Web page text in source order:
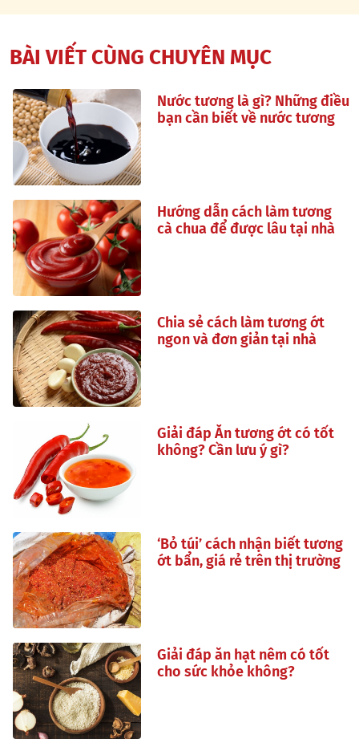
BÀI VIẾT CÙNG CHUYÊN MỤC
Nước tương là gì? Những điều
bạn cần biết về nước tương
Hướng dẫn cách làm tương
cà chua để được lâu tại nhà
Chia sẻ cách làm tương ớt
ngon và đơn giản tại nhà
Giải đáp Ăn tương ớt có tốt
không? Cần lưu ý gì?
‘Bỏ túi’ cách nhận biết tương
ớt bẩn, giá rẻ trên thị trường
Giải đáp ăn hạt nêm có tốt
cho sức khỏe không?